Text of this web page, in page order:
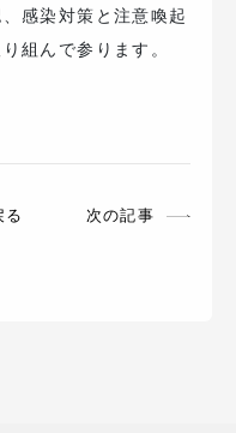
感染対策と注意喚起
組んで参ります。
る 次の記事